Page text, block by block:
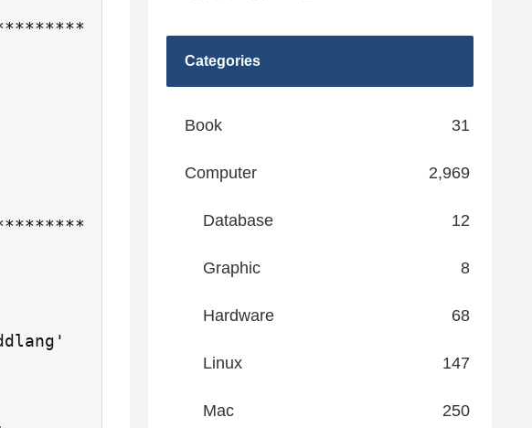
Categories
Book 31
Computer 2,969
Database 12
Graphic 8
Hardware 68
Linux 147
Mac 250